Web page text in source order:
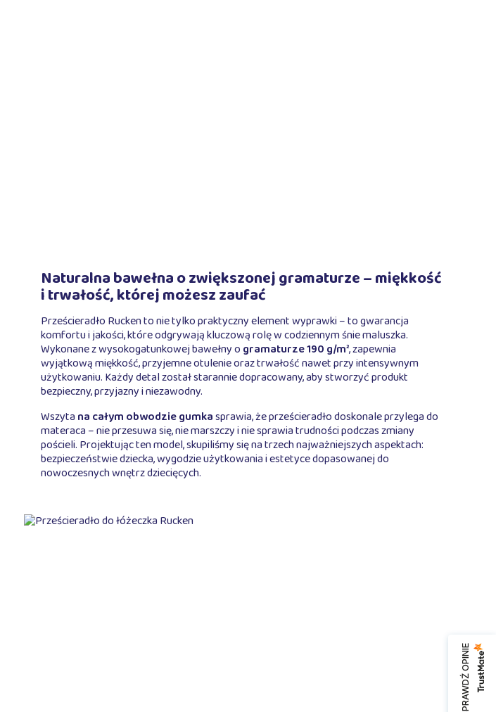
Naturalna bawełna o zwiększonej gramaturze – miękkość
i trwałość, której możesz zaufać
Prześcieradło Rucken to nie tylko praktyczny element wyprawki – to gwarancja
komfortu i jakości, które odgrywają kluczową rolę w codziennym śnie maluszka.
Wykonane z wysokogatunkowej bawełny o gramaturze 190 g/m², zapewnia
wyjątkową miękkość, przyjemne otulenie oraz trwałość nawet przy intensywnym
użytkowaniu. Każdy detal został starannie dopracowany, aby stworzyć produkt
bezpieczny, przyjazny i niezawodny.
Wszyta na całym obwodzie gumkasprawia, że prześcieradło doskonale przylega do
materaca – nie przesuwa się, nie marszczy i nie sprawia trudności podczas zmiany
pościeli. Projektując ten model, skupiliśmy się na trzech najważniejszych aspektach:
bezpieczeństwie dziecka, wygodzie użytkowania i estetyce dopasowanej do
nowoczesnych wnętrz dziecięcych.
SPRAWDŹ OPINIE